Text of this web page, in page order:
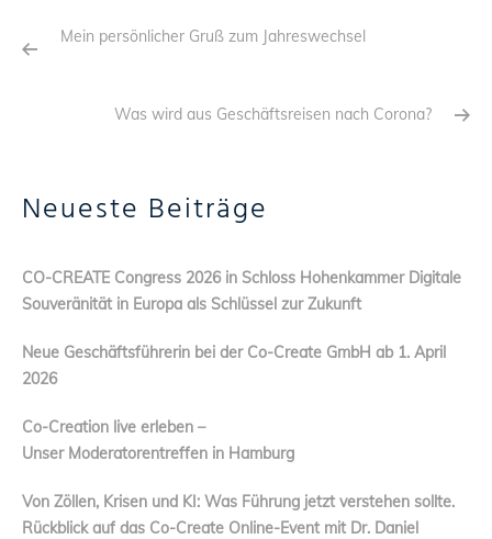
Mein persönlicher Gruß zum Jahreswechsel
Was wird aus Geschäftsreisen nach Corona?
Neueste Beiträge
CO-CREATE Congress 2026 in Schloss Hohenkammer Digitale
Souveränität in Europa als Schlüssel zur Zukunft
Neue Geschäftsführerin bei der Co-Create GmbH ab 1. April
2026
Co-Creation live erleben –
Unser Moderatorentreffen in Hamburg
Von Zöllen, Krisen und KI: Was Führung jetzt verstehen sollte.
Rückblick auf das Co-Create Online-Event mit Dr. Daniel